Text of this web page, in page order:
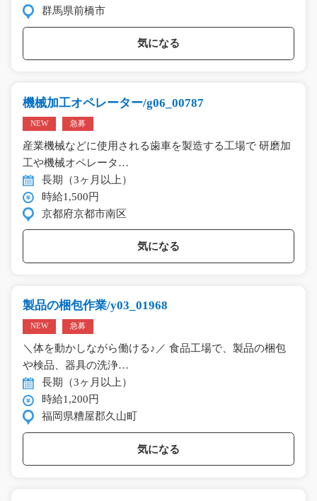
群馬県前橋市
気になる
機械加工オペレーター/g06_00787
NEW 急募
産業機械などに使用される歯車を製造する工場で 研磨加
工や機械オペレータ…
長期（3ヶ月以上）
時給1,500円
京都府京都市南区
気になる
製品の梱包作業/y03_01968
NEW 急募
＼体を動かしながら働ける♪／ 食品工場で、製品の梱包
や検品、器具の洗浄…
長期（3ヶ月以上）
時給1,200円
福岡県糟屋郡久山町
気になる